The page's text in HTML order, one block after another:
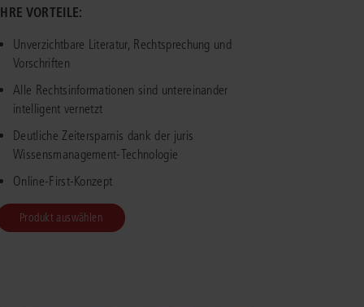
AKADEMIE
für Fachanwältein allen
Fachgebieten.
mehr erfahren
VORTEILE:
Unverzichtbare Literatur, Rechtsprechung und
Vorschriften
Alle Rechtsinformationen sind untereinander
intelligent vernetzt
Deutliche Zeitersparnis dank der juris
Wissensmanagement-Technologie
Online-First-Konzept
Produkt auswählen